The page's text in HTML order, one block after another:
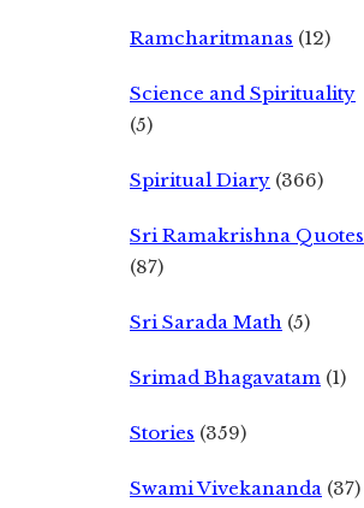
Ramcharitmanas (12)
Science and Spirituality
(5)
Spiritual Diary (366)
Sri Ramakrishna Quotes
(87)
Sri Sarada Math (5)
Srimad Bhagavatam (1)
Stories (359)
Swami Vivekananda (37)